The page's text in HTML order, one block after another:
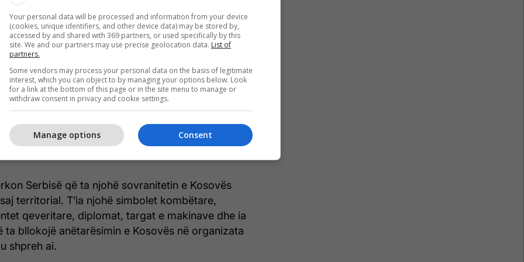
të Shteteve të Bashkuara të Amerikës
dialogun Kosovë-Serbi dhe çështje tjera.
për Ballkanin Perëndimor theksoi se janë të
dhe se janë duke punuar për t’i çuar
Perëndimor drejt integrimeve evropiane
Marrëveshjen e Ohrit, dukë thënë se i kërkohet
sovranitetin e Kosovës dhe integritetin e saj
Serbisë që ta njohë sovranitetin e Kosovës
territorial. T’ia njohë simbolet kombëtare,
qeveritare, diplomat, targat e makinave dhe ia
ta bllokojë anëtarësimin e Kosovës në organizata
shpreh ai.
Your personal data will be processed and information from your device
(cookies, unique identifiers, and other device data) may be stored by,
accessed by and shared with 369 partners, or used specifically by this
site. We and our partners may use precise geolocation data. List of
partners.
Some vendors may process your personal data on the basis of legitimate
interest, which you can object to by managing your options below. Look
for a link at the bottom of this page or in the site menu to manage or
withdraw consent in privacy and cookie settings.
Consent
Manage options